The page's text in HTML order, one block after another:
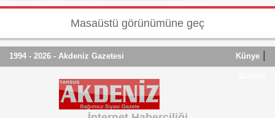
Masaüstü görünümüne geç
1994 - 2026 - Akdeniz Gazetesi Künye